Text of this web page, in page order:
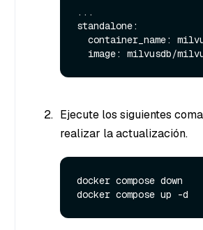
...
standalone:
Ejecute los siguientes
realizar la actualización.
docker compose down